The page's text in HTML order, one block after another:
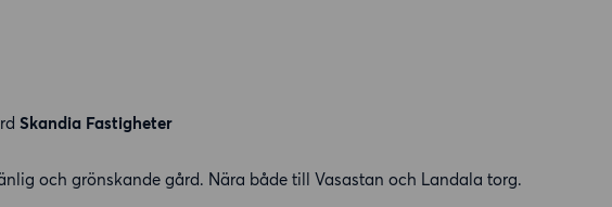
Skandia Fastigheter
och grönskande gård. Nära både till Vasastan och Landala torg.